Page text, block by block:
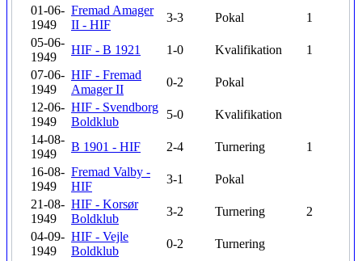
01-06-
1949
Fremad Amager
II - HIF
3-3 Pokal
1
05-06-
1949
HIF - B 1921 1-0 Kvalifikation
1
07-06-
1949
HIF - Fremad
Amager II
0-2
Pokal
12-06-
1949
HIF - Svendborg
Boldklub
5-0
Kvalifikation
14-08-
1949
B 1901 - HIF 2-4 Turnering
1
16-08-
1949
Fremad Valby -
HIF
3-1
Pokal
21-08-
1949
HIF - Korsør
Boldklub
3-2 Turnering
2
04-09-
1949
HIF - Vejle
Boldklub
0-2
Turnering